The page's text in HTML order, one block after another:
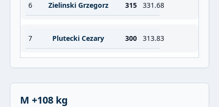
6 Zielinski Grzegorz 315 331.68
7 Plutecki Cezary 300 313.83
M +108 kg